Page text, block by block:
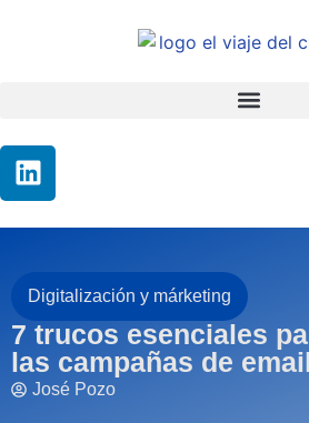
Digitalización y márketing
7 trucos esenciales
las campañas de
José Pozo